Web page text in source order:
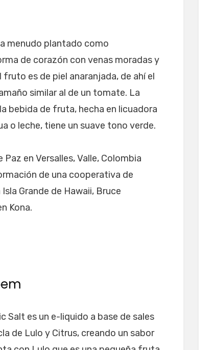
menudo plantado como
de corazón con venas moradas y
es de piel anaranjada, de ahí el
similar al de un tomate. La
bebida de fruta, hecha en licuadora
o leche, tiene un suave tono verde.
en Versalles, Valle, Colombia
de una cooperativa de
Grande de Hawaii, Bruce
Kona.
Salt es un e-liquido a base de sales
de Lulo y Citrus, creando un sabor